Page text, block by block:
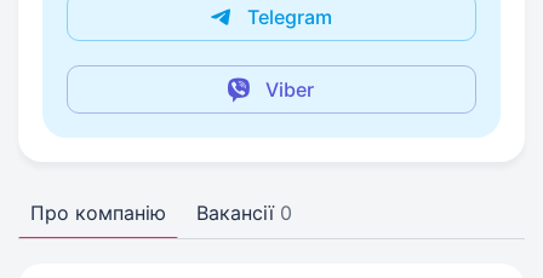
Telegram
Viber
Про компанію Вакансії 0